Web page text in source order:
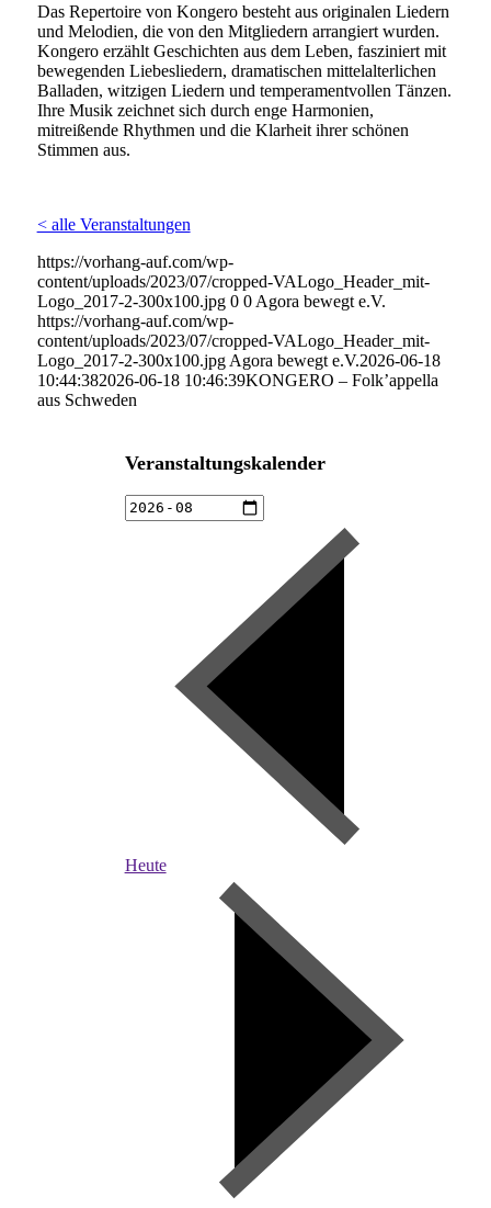
Das Repertoire von Kongero besteht aus originalen Liedern
und Melodien, die von den Mitgliedern arrangiert wurden.
Kongero erzählt Geschichten aus dem Leben, fasziniert mit
bewegenden Liebesliedern, dramatischen mittelalterlichen
Balladen, witzigen Liedern und temperamentvollen Tänzen.
Ihre Musik zeichnet sich durch enge Harmonien,
mitreißende Rhythmen und die Klarheit ihrer schönen
Stimmen aus.
< alle Veranstaltungen
https://vorhang-auf.com/wp-
content/uploads/2023/07/cropped-VALogo_Header_mit-
Logo_2017-2-300x100.jpg 0 0 Agora bewegt e.V.
https://vorhang-auf.com/wp-
content/uploads/2023/07/cropped-VALogo_Header_mit-
Logo_2017-2-300x100.jpg Agora bewegt e.V.2026-06-18
10:44:382026-06-18 10:46:39KONGERO – Folk’appella
aus Schweden
Veranstaltungskalender
Heute